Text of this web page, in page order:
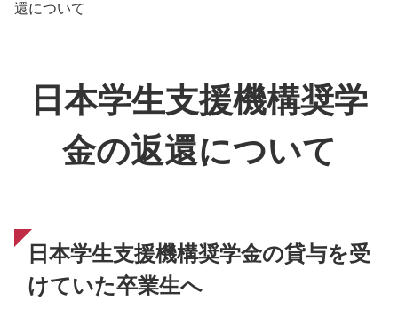
還について
日本学生支援機構奨学
金の返還について
日本学生支援機構奨学金の貸与を受
けていた卒業生へ